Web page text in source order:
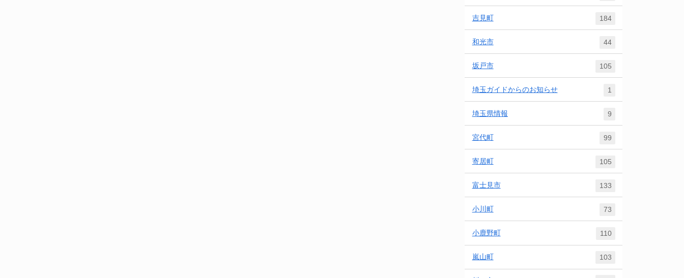
吉見町 184
和光市 44
坂戸市 105
埼玉ガイドからのお知らせ 1
埼玉県情報 9
宮代町 99
寄居町 105
富士見市 133
小川町 73
小鹿野町 110
嵐山町 103